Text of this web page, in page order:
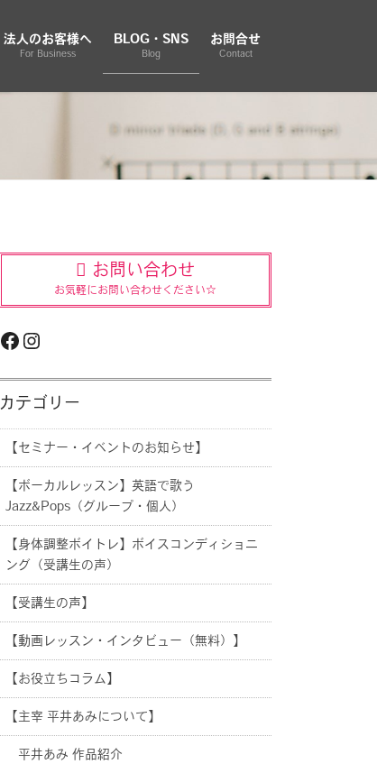
法人のお客様へ
For Business
BLOG・SNS
Blog
お問合せ
Contact
お問い合わせ
お気軽にお問い合わせください☆
Facebook
Instagram
カテゴリー
【セミナー・イベントのお知らせ】
【ボーカルレッスン】英語で歌う
Jazz&Pops（グループ・個人）
【身体調整ボイトレ】ボイスコンディショニ
ング（受講生の声）
【受講生の声】
【動画レッスン・インタビュー（無料）】
【お役立ちコラム】
【主宰 平井あみについて】
平井あみ 作品紹介